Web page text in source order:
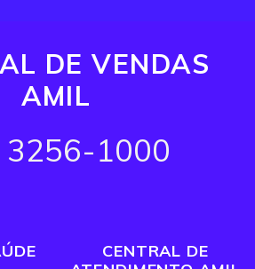
DE VENDAS
AMIL
3256-1000
CENTRAL DE